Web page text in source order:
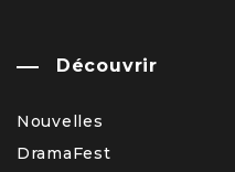
Découvrir
Nouvelles
DramaFest